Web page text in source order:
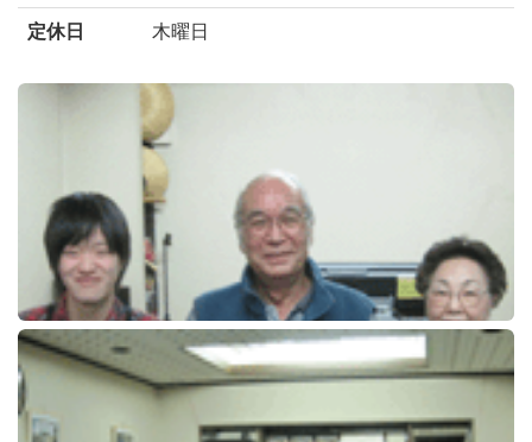
定休日
木曜日